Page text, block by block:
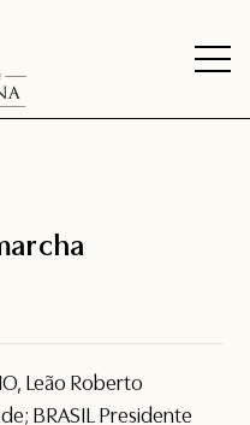
Leão Roberto
BRASIL Presidente